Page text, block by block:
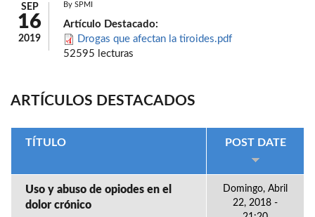
SEP
16
2019
By SPMI
Artículo Destacado:
Drogas que afectan la tiroides.pdf
52595 lecturas
ARTÍCULOS DESTACADOS
TÍTULO POST DATE
Uso y abuso de opiodes en el
dolor crónico
Domingo, Abril
22, 2018 -